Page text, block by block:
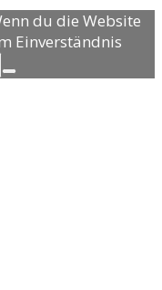
du die Website
Einverständnis